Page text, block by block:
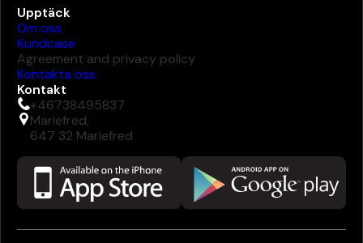
Upptäck
Om oss
Kundcase
Agreement and privacy policy
Kontakta oss
Kontakt
+46738495837
Mariefred,
647 32 Mariefred